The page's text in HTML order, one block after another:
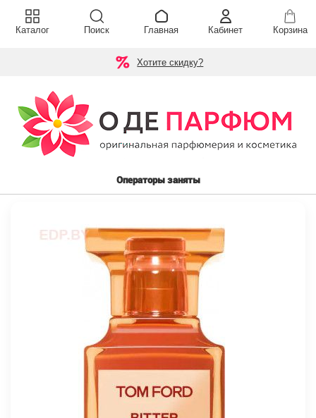
Хотите скидку?
Операторы заняты
Каталог Поиск Главная Кабинет Корзина